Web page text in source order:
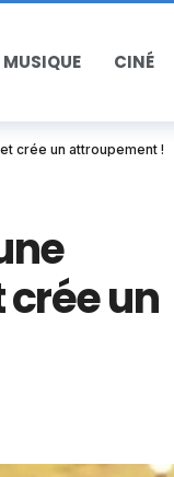
MUSIQUE CINÉ
crée un attroupement !
un